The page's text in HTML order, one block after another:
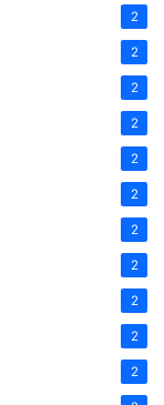
2
2
2
2
2
2
2
2
2
2
2